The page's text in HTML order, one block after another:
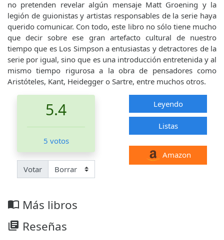
no pretenden revelar algún mensaje Matt Groening y la
legión de guionistas y artistas responsables de la serie haya
querido comunicar. Con todo, este libro no sólo tiene mucho
que decir sobre ese gran artefacto cultural de nuestro
tiempo que es Los Simpson a entusiastas y detractores de la
serie por igual, sino que es una introducción entretenida y al
mismo tiempo rigurosa a la obra de pensadores como
Aristóteles, Kant, Heidegger o Sartre, entre muchos otros.
5.4
5 votos
Votar
Leyendo
Listas
Amazon
import_contacts Más libros
library_books Reseñas